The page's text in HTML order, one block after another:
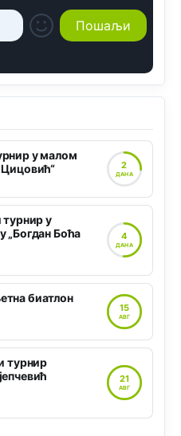
у малом
2
ДАНА
турнир у
„Богдан Боћа
4
ДАНА
биатлон
15
АВГ
турнир
21
АВГ